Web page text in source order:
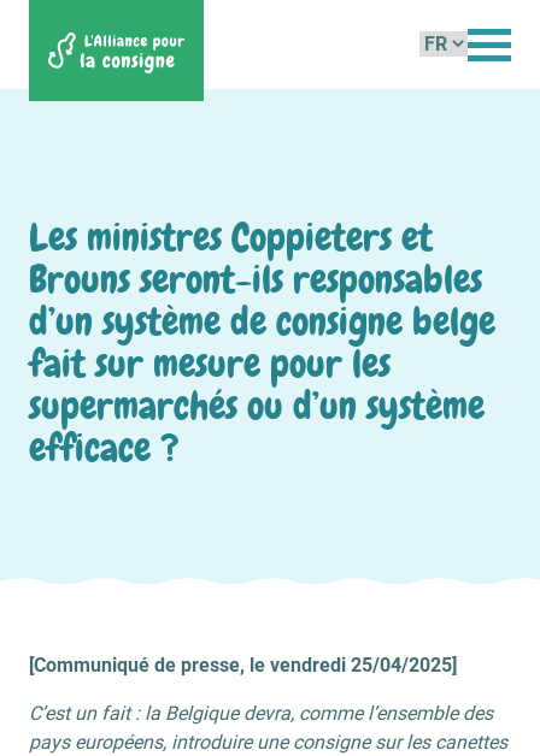
Choisir
Les ministres Coppieters et
Brouns seront-ils responsables
d’un système de consigne belge
fait sur mesure pour les
supermarchés ou d’un système
efficace ?
[Communiqué de presse, le vendredi 25/04/2025]
C’est un fait : la Belgique devra, comme l’ensemble des
pays européens, introduire une consigne sur les canettes